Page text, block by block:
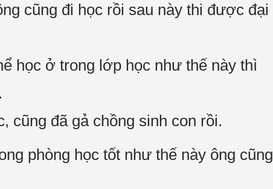
cũng đi học rồi sau này thi được đại
học ở trong lớp học như thế này thì
cũng đã gả chồng sinh con rồi.
phòng học tốt như thế này ông cũng